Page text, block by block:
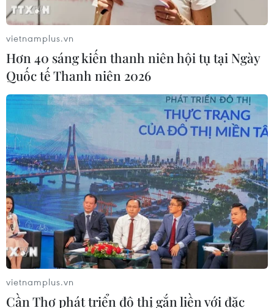
TIN CÙNG CHUYÊN MỤC
Hà Nội: Xử lý dứt điểm 3 vụ việc vi
phạm tại hồ Đồng Đò trước 30/9
09/08/2026 12:49
Đổi mới công tác phổ biến, giáo dục
pháp luật trong bối cảnh bùng nổ
vietnamplus.vn
Hơn 40 sáng kiến thanh niên hội tụ tại Ngày
Quốc tế Thanh niên 2026
vietnamplus.vn
Cần Thơ phát triển đô thị gắn liền với đặc